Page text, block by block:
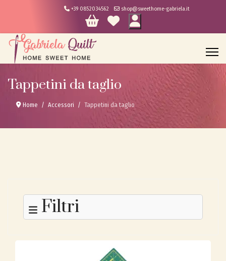
+39 0852034562 shop@sweethome-gabriela.it
Tappetini da taglio
Home Accessori Tappetini da taglio
Filtri